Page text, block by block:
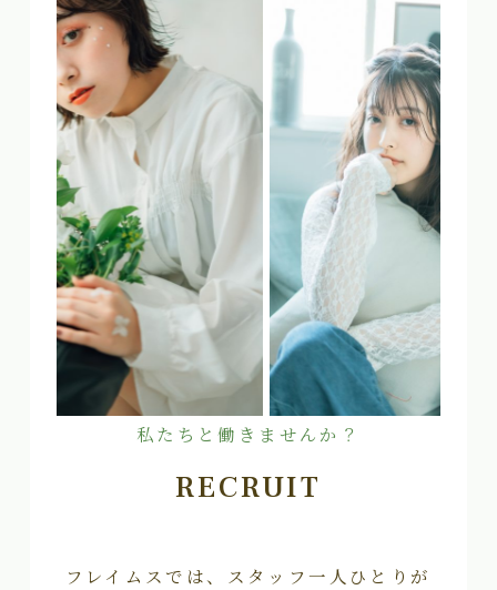
私たちと働きませんか？
RECRUIT
フレイムスでは、スタッフ一人ひとりが